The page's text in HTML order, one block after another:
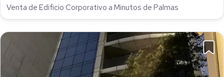
Venta de Edificio Corporativo a Minutos de Palmas